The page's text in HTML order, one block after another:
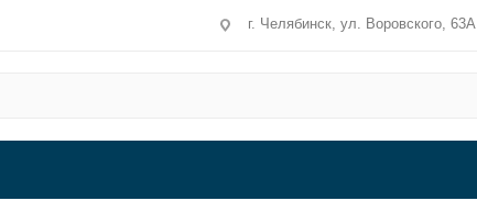
г. Челябинск, ул. Воровского, 63А